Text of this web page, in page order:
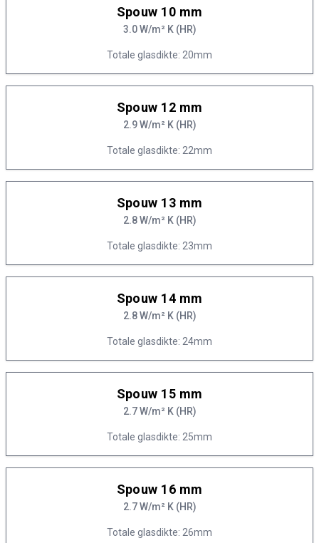
Spouw 10 mm
3.0 W/m² K (HR)
Totale glasdikte: 20mm
Spouw 12 mm
2.9 W/m² K (HR)
Totale glasdikte: 22mm
Spouw 13 mm
2.8 W/m² K (HR)
Totale glasdikte: 23mm
Spouw 14 mm
2.8 W/m² K (HR)
Totale glasdikte: 24mm
Spouw 15 mm
2.7 W/m² K (HR)
Totale glasdikte: 25mm
Spouw 16 mm
2.7 W/m² K (HR)
Totale glasdikte: 26mm